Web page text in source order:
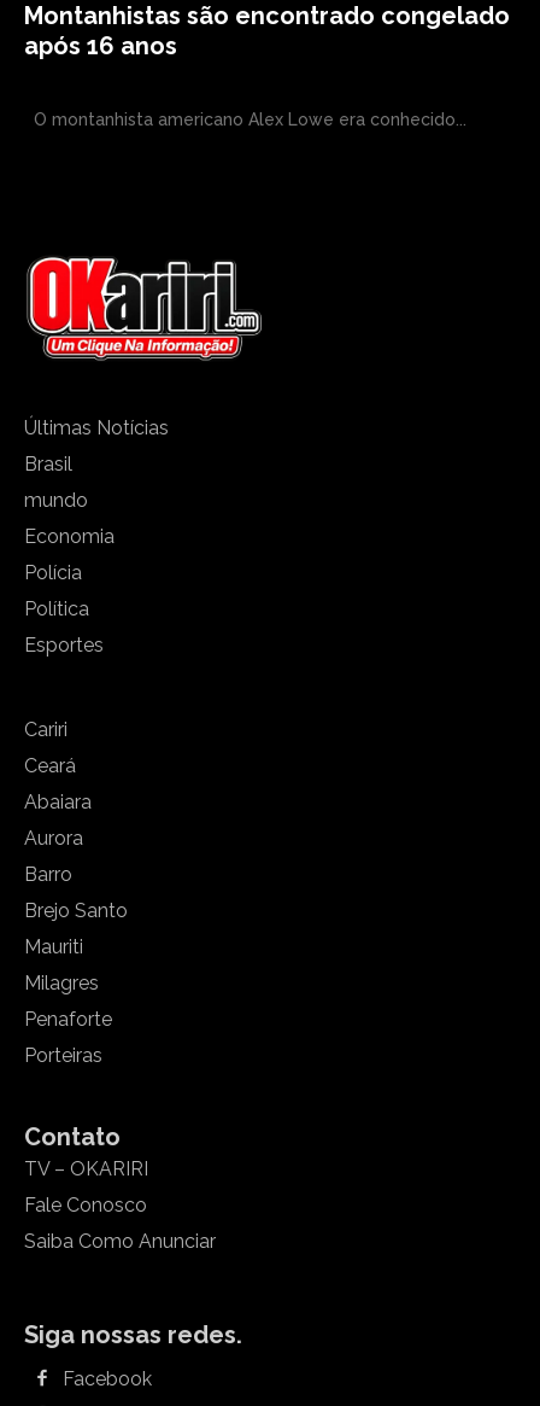
Montanhistas são encontrado congelado
após 16 anos
O montanhista americano Alex Lowe era conhecido...
Últimas Notícias
Brasil
mundo
Economia
Polícia
Política
Esportes
Cariri
Ceará
Abaiara
Aurora
Barro
Brejo Santo
Mauriti
Milagres
Penaforte
Porteiras
Contato
TV – OKARIRI
Fale Conosco
Saiba Como Anunciar
Siga nossas redes.
Facebook